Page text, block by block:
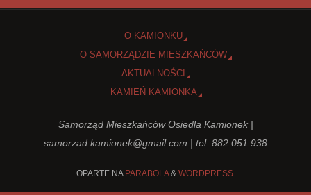
O KAMIONKU
O SAMORZĄDZIE MIESZKAŃCÓW
AKTUALNOŚCI
KAMIEŃ KAMIONKA
Samorząd Mieszkańców Osiedla Kamionek |
samorzad.kamionek@gmail.com | tel. 882 051 938
OPARTE NA PARABOLA& WORDPRESS.